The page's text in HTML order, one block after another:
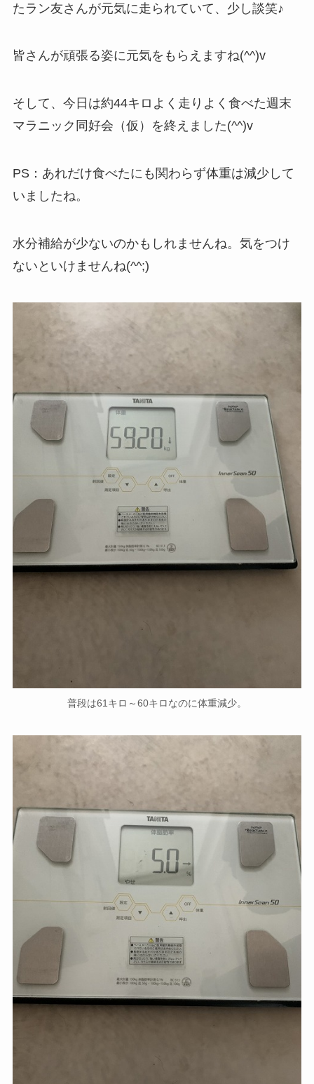
たラン友さんが元気に走られていて、少し談笑♪
皆さんが頑張る姿に元気をもらえますね(^^)v
そして、今日は約44キロよく走りよく食べた週末
マラニック同好会（仮）を終えました(^^)v
PS：あれだけ食べたにも関わらず体重は減少して
いましたね。
水分補給が少ないのかもしれませんね。気をつけ
ないといけませんね(^^;)
普段は61キロ～60キロなのに体重減少。